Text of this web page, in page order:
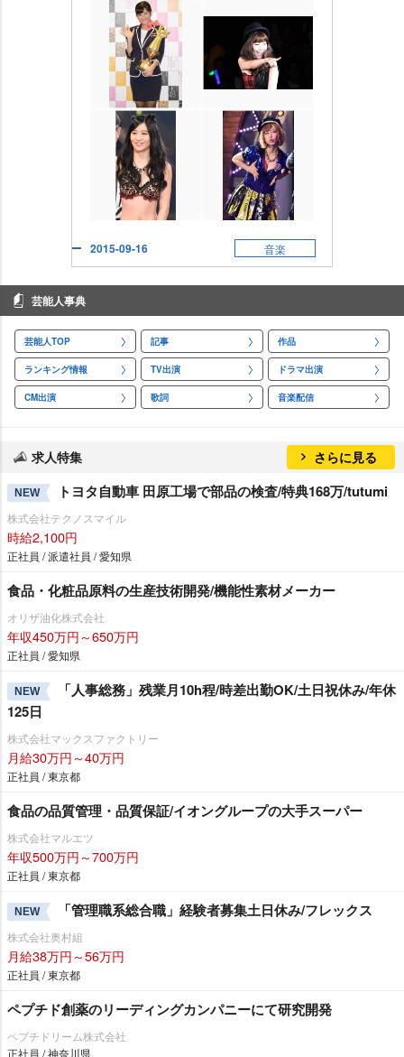
2015-09-16 音楽
芸能人事典
芸能人TOP 記事 作品
ランキング情報 TV出演 ドラマ出演
CM出演 歌詞 音楽配信
求人特集 さらに見る
NEW トヨタ自動車 田原工場で部品の検査/特典168万/tutumi
株式会社テクノスマイル
時給2,100円
正社員 / 派遣社員 / 愛知県
食品・化粧品原料の生産技術開発/機能性素材メーカー
オリザ油化株式会社
年収450万円～650万円
正社員 / 愛知県
NEW
「人事総務」残業月10h程/時差出勤OK/土日祝休み/年休
125日
株式会社マックスファクトリー
月給30万円～40万円
正社員 / 東京都
食品の品質管理・品質保証/イオングループの大手スーパー
株式会社マルエツ
年収500万円～700万円
正社員 / 東京都
NEW 「管理職系総合職」経験者募集土日休み/フレックス
株式会社奥村組
月給38万円～56万円
正社員 / 東京都
ペプチド創薬のリーディングカンパニーにて研究開発
ペプチドリーム株式会社
正社員 / 神奈川県